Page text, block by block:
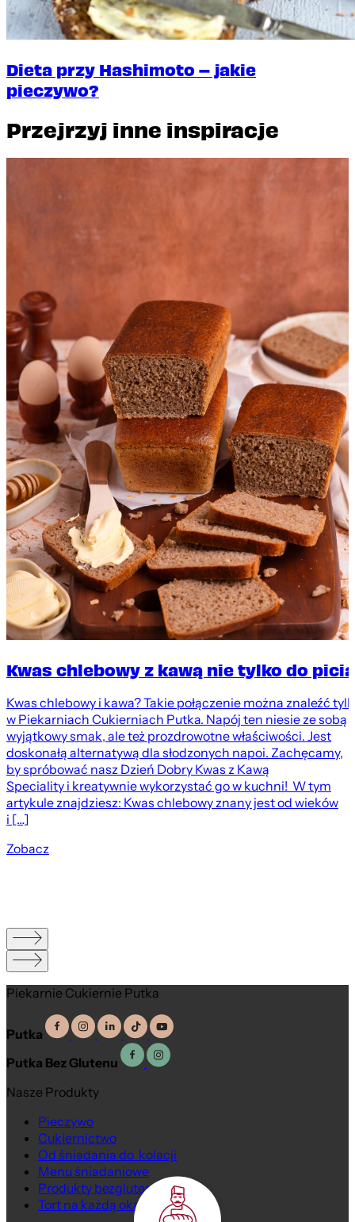
Dieta przy Hashimoto – jakie
pieczywo?
Przejrzyj inne inspiracje
Kwas chlebowy z kawą nie tylko do picia
Kwas chlebowy i kawa? Takie połączenie można znaleźć
w Piekarniach Cukierniach Putka. Napój ten niesie ze sobą
wyjątkowy smak, ale też prozdrowotne właściwości. Jest
doskonałą alternatywą dla słodzonych napoi. Zachęcamy,
by spróbować nasz Dzień Dobry Kwas z Kawą
Speciality i kreatywnie wykorzystać go w kuchni! W tym
artykule znajdziesz: Kwas chlebowy znany jest od wieków
i […]
Zobacz
Piekarnie Cukiernie Putka
Putka
Putka Bez Glutenu
Nasze Produkty
Pieczywo
Cukiernictwo
Od śniadania do kolacji
Menu śniadaniowe
Produkty bezglutenowe
Tort na każdą okazję